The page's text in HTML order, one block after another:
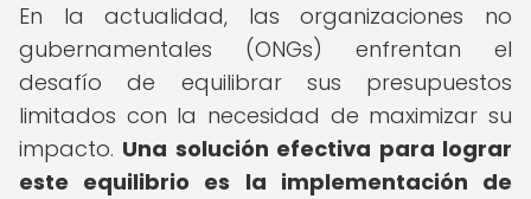
En la actualidad, las organizaciones no
gubernamentales (ONGs) enfrentan el
desafío de equilibrar sus presupuestos
limitados con la necesidad de maximizar su
impacto. Una solución efectiva para lograr
este equilibrio es la implementación de